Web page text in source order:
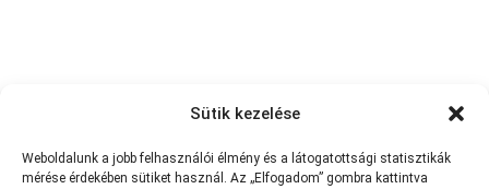
Sütik kezelése
Weboldalunk a jobb felhasználói élmény és a látogatottsági statisztikák
mérése érdekében sütiket használ. Az „Elfogadom” gombra kattintva